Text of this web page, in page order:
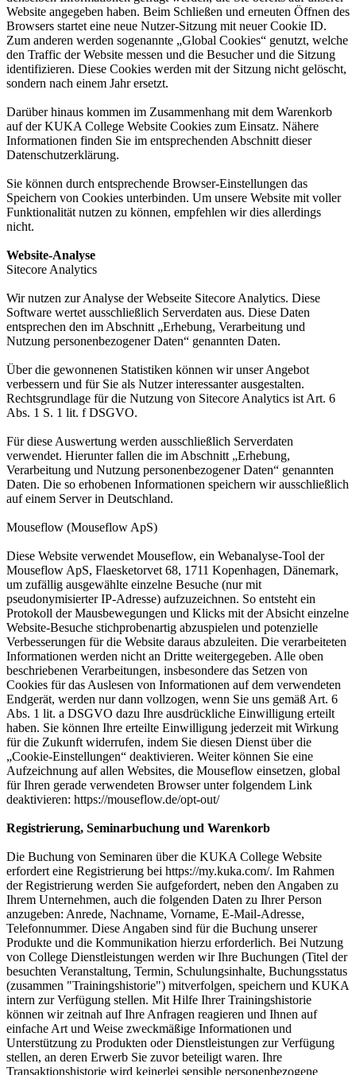
Website angegeben haben. Beim Schließen und erneuten Öffnen des
Browsers startet eine neue Nutzer-Sitzung mit neuer Cookie ID.
Zum anderen werden sogenannte „Global Cookies“ genutzt, welche
den Traffic der Website messen und die Besucher und die Sitzung
identifizieren. Diese Cookies werden mit der Sitzung nicht gelöscht,
sondern nach einem Jahr ersetzt.
Darüber hinaus kommen im Zusammenhang mit dem Warenkorb
auf der KUKA College Website Cookies zum Einsatz. Nähere
Informationen finden Sie im entsprechenden Abschnitt dieser
Datenschutzerklärung.
Sie können durch entsprechende Browser-Einstellungen das
Speichern von Cookies unterbinden. Um unsere Website mit voller
Funktionalität nutzen zu können, empfehlen wir dies allerdings
nicht.
Website-Analyse
Sitecore Analytics
Wir nutzen zur Analyse der Webseite Sitecore Analytics. Diese
Software wertet ausschließlich Serverdaten aus. Diese Daten
entsprechen den im Abschnitt „Erhebung, Verarbeitung und
Nutzung personenbezogener Daten“ genannten Daten.
Über die gewonnenen Statistiken können wir unser Angebot
verbessern und für Sie als Nutzer interessanter ausgestalten.
Rechtsgrundlage für die Nutzung von Sitecore Analytics ist Art. 6
Abs. 1 S. 1 lit. f DSGVO.
Für diese Auswertung werden ausschließlich Serverdaten
verwendet. Hierunter fallen die im Abschnitt „Erhebung,
Verarbeitung und Nutzung personenbezogener Daten“ genannten
Daten. Die so erhobenen Informationen speichern wir ausschließlich
auf einem Server in Deutschland.
Mouseflow (Mouseflow ApS)
Diese Website verwendet Mouseflow, ein Webanalyse-Tool der
Mouseflow ApS, Flaesketorvet 68, 1711 Kopenhagen, Dänemark,
um zufällig ausgewählte einzelne Besuche (nur mit
pseudonymisierter IP-Adresse) aufzuzeichnen. So entsteht ein
Protokoll der Mausbewegungen und Klicks mit der Absicht einzelne
Website-Besuche stichprobenartig abzuspielen und potenzielle
Verbesserungen für die Website daraus abzuleiten. Die verarbeiteten
Informationen werden nicht an Dritte weitergegeben. Alle oben
beschriebenen Verarbeitungen, insbesondere das Setzen von
Cookies für das Auslesen von Informationen auf dem verwendeten
Endgerät, werden nur dann vollzogen, wenn Sie uns gemäß Art. 6
Abs. 1 lit. a DSGVO dazu Ihre ausdrückliche Einwilligung erteilt
haben. Sie können Ihre erteilte Einwilligung jederzeit mit Wirkung
für die Zukunft widerrufen, indem Sie diesen Dienst über die
„Cookie-Einstellungen“ deaktivieren. Weiter können Sie eine
Aufzeichnung auf allen Websites, die Mouseflow einsetzen, global
für Ihren gerade verwendeten Browser unter folgendem Link
deaktivieren: https://mouseflow.de/opt-out/
Registrierung, Seminarbuchung und Warenkorb
Die Buchung von Seminaren über die KUKA College Website
erfordert eine Registrierung bei https://my.kuka.com/. Im Rahmen
der Registrierung werden Sie aufgefordert, neben den Angaben zu
Ihrem Unternehmen, auch die folgenden Daten zu Ihrer Person
anzugeben: Anrede, Nachname, Vorname, E-Mail-Adresse,
Telefonnummer. Diese Angaben sind für die Buchung unserer
Produkte und die Kommunikation hierzu erforderlich. Bei Nutzung
von College Dienstleistungen werden wir Ihre Buchungen (Titel der
besuchten Veranstaltung, Termin, Schulungsinhalte, Buchungsstatus
(zusammen "Trainingshistorie") mitverfolgen, speichern und KUKA
intern zur Verfügung stellen. Mit Hilfe Ihrer Trainingshistorie
können wir zeitnah auf Ihre Anfragen reagieren und Ihnen auf
einfache Art und Weise zweckmäßige Informationen und
Unterstützung zu Produkten oder Dienstleistungen zur Verfügung
stellen, an deren Erwerb Sie zuvor beteiligt waren. Ihre
Transaktionshistorie wird keinerlei sensible personenbezogene